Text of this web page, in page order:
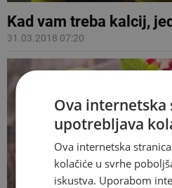
Kad vam treba kalcij,
31.03.2018 07:20
Ova internetska
upotrebljava
Ova internetska
kolačiće u svrhe
iskustva. Uporabom